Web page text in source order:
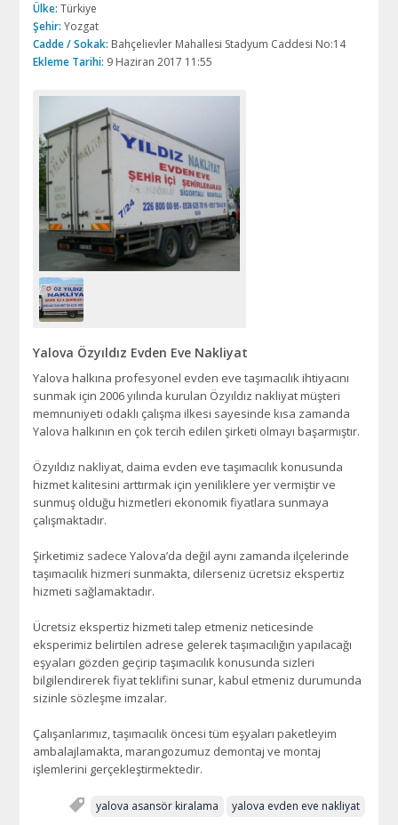
Ülke: Türkiye
Şehir: Yozgat
Cadde / Sokak: Bahçelievler Mahallesi Stadyum Caddesi No:14
Ekleme Tarihi: 9 Haziran 2017 11:55
Yalova Özyıldız Evden Eve Nakliyat
Yalova halkına profesyonel evden eve taşımacılık ihtiyacını
sunmak için 2006 yılında kurulan Özyıldız nakliyat müşteri
memnuniyeti odaklı çalışma ilkesi sayesinde kısa zamanda
Yalova halkının en çok tercih edilen şirketi olmayı başarmıştır.
Özyıldız nakliyat, daima evden eve taşımacılık konusunda
hizmet kalitesini arttırmak için yeniliklere yer vermiştir ve
sunmuş olduğu hizmetleri ekonomik fiyatlara sunmaya
çalışmaktadır.
Şirketimiz sadece Yalova’da değil aynı zamanda ilçelerinde
taşımacılık hizmeri sunmakta, dilerseniz ücretsiz ekspertiz
hizmeti sağlamaktadır.
Ücretsiz ekspertiz hizmeti talep etmeniz neticesinde
eksperimiz belirtilen adrese gelerek taşımacılığın yapılacağı
eşyaları gözden geçirip taşımacılık konusunda sizleri
bilgilendirerek fiyat teklifini sunar, kabul etmeniz durumunda
sizinle sözleşme imzalar.
Çalışanlarımız, taşımacılık öncesi tüm eşyaları paketleyim
ambalajlamakta, marangozumuz demontaj ve montaj
işlemlerini gerçekleştirmektedir.
yalova asansör kiralama yalova evden eve nakliyat